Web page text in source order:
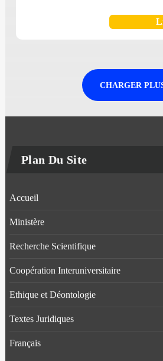
CHARGER
Plan Du Site
Accueil
Ministère
Recherche Scientifique
Coopération Interuniversitaire
Ethique et Déontologie
Textes Juridiques
Français